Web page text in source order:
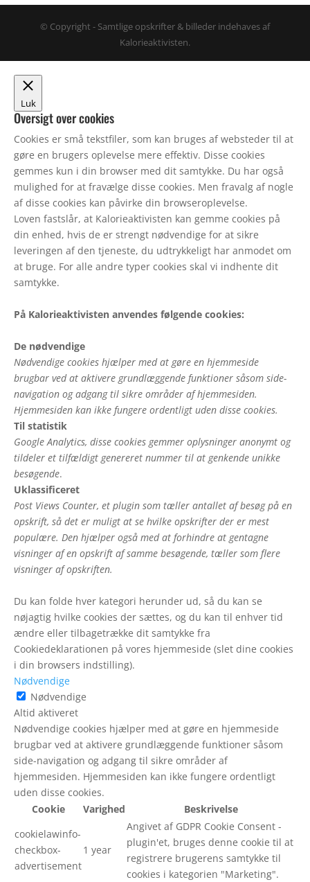
© Copyright - Samtlige opskrifter & billeder indehaves af
Kalorieaktivisten.
Luk
Oversigt over cookies
Cookies er små tekstfiler, som kan bruges af websteder til at
gøre en brugers oplevelse mere effektiv. Disse cookies
gemmes kun i din browser med dit samtykke. Du har også
mulighed for at fravælge disse cookies. Men fravalg af nogle
af disse cookies kan påvirke din browseroplevelse.
Loven fastslår, at Kalorieaktivisten kan gemme cookies på
din enhed, hvis de er strengt nødvendige for at sikre
leveringen af den tjeneste, du udtrykkeligt har anmodet om
at bruge. For alle andre typer cookies skal vi indhente dit
samtykke.
På Kalorieaktivisten anvendes følgende cookies:
De nødvendige
Nødvendige cookies hjælper med at gøre en hjemmeside
brugbar ved at aktivere grundlæggende funktioner såsom side-
navigation og adgang til sikre områder af hjemmesiden.
Hjemmesiden kan ikke fungere ordentligt uden disse cookies.
Til statistik
Google Analytics, disse cookies gemmer oplysninger anonymt og
tildeler et tilfældigt genereret nummer til at genkende unikke
besøgende.
Uklassificeret
Post Views Counter, et plugin som tæller antallet af besøg på en
opskrift, så det er muligt at se hvilke opskrifter der er mest
populære. Den hjælper også med at forhindre at gentagne
visninger af en opskrift af samme besøgende, tæller som flere
visninger af opskriften.
Du kan folde hver kategori herunder ud, så du kan se
nøjagtig hvilke cookies der sættes, og du kan til enhver tid
ændre eller tilbagetrække dit samtykke fra
Cookiedeklarationen på vores hjemmeside (slet dine cookies
i din browsers indstilling).
Nødvendige
Nødvendige
Altid aktiveret
Nødvendige cookies hjælper med at gøre en hjemmeside
brugbar ved at aktivere grundlæggende funktioner såsom
side-navigation og adgang til sikre områder af
hjemmesiden. Hjemmesiden kan ikke fungere ordentligt
uden disse cookies.
Cookie
Varighed
Beskrivelse
cookielawinfo-
checkbox-
advertisement
1 year
Angivet af GDPR Cookie Consent -
plugin'et, bruges denne cookie til at
registrere brugerens samtykke til
cookies i kategorien "Marketing".